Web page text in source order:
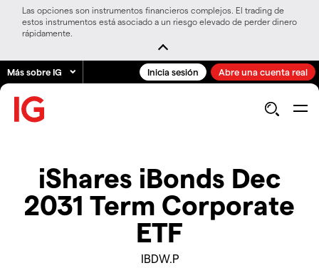
Las opciones son instrumentos financieros complejos. El trading de
estos instrumentos está asociado a un riesgo elevado de perder dinero
rápidamente.
Más sobre IG Inicia sesión Abre una cuenta real
iShares iBonds Dec
2031 Term Corporate
ETF
IBDW.P